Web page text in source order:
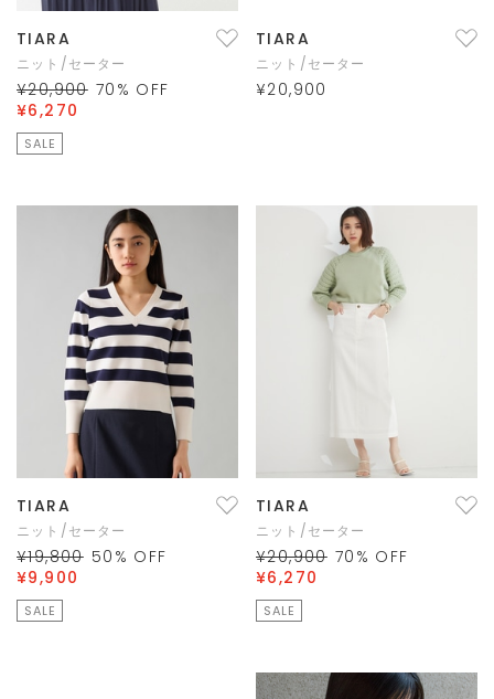
TIARA
ニット/セーター
¥20,900 70 % OFF
¥6,270
SALE
TIARA
ニット/セーター
¥20,900
TIARA
ニット/セーター
¥19,800 50 % OFF
¥9,900
SALE
TIARA
ニット/セーター
¥20,900 70 % OFF
¥6,270
SALE